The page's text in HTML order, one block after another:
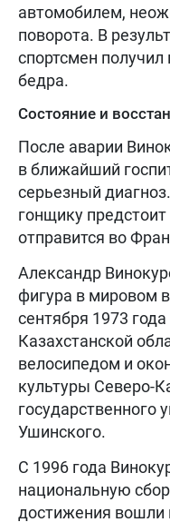
автомобилем,
поворота. В
спортсмен
бедра.
Состояние и
После аварии
в ближайший
серьезный
гонщику
отправится во
Александр
фигура в мировом
сентября 1973
Казахстанской
велосипедом и
культуры Северо-
государственного
Ушинского.
С 1996 года
национальную
достижения вошли